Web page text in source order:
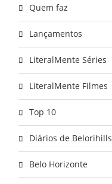
Quem faz
Lançamentos
LiteralMente Séries
LiteralMente Filmes
Top 10
Diários de Belorihills
Belo Horizonte